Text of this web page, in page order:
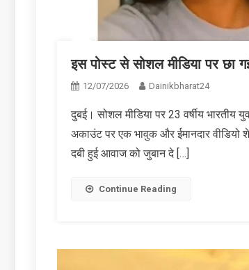
इस पोस्‍ट से सोशल मीडिया पर छा
12/07/2026 Dainikbharat24
दुबई। सोशल मीडिया पर 23 वर्षीय भारतीय
अकाउंट पर एक भावुक और ईमानदार वीडियो
दबी हुई आवाज को जुबान दे […]
Continue Reading